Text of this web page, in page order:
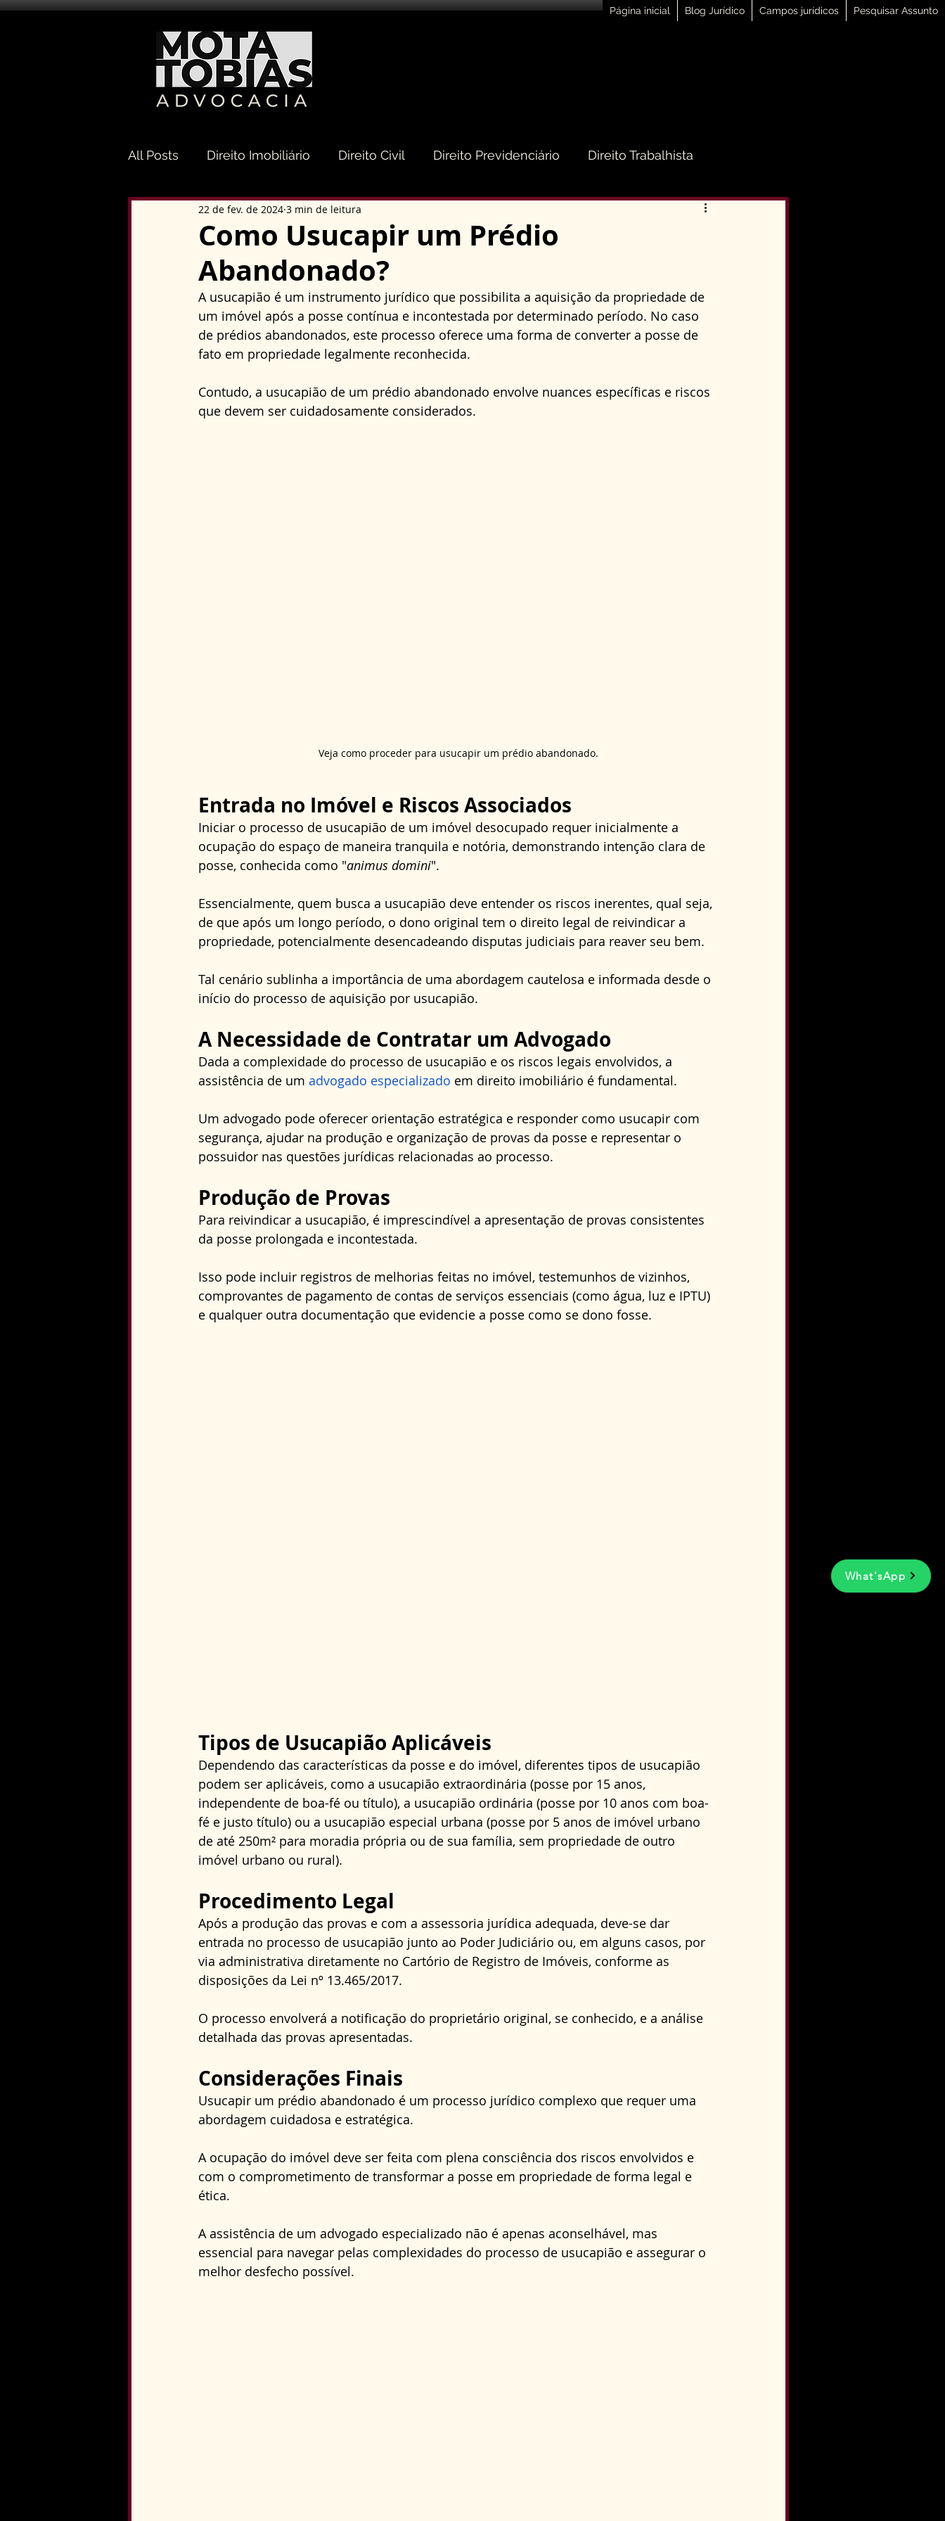
Página inicial Blog Jurídico Campos jurídicos Pesquisar Assunto
What'sApp
All Posts Direito Imobiliário Direito Civil Direito Previdenciário Direito Trabalhista
Direito Sucessório Direito do Consumidor
Direito Tributário Direito Empresarial e Societário
Direito Constitucional Direito Administrativo Direito da Saúde condo Direito Condominial
Como Usucapir um Prédio
Abandonado?
22 de fev. de 2024 3 min de leitura
A usucapião é um instrumento jurídico que possibilita a aquisição da propriedade de
um imóvel após a posse contínua e incontestada por determinado período. No caso
de prédios abandonados, este processo oferece uma forma de converter a posse de
fato em propriedade legalmente reconhecida.
Contudo, a usucapião de um prédio abandonado envolve nuances específicas e riscos
que devem ser cuidadosamente considerados.
Veja como proceder para usucapir um prédio abandonado.
Entrada no Imóvel e Riscos Associados
Iniciar o processo de usucapião de um imóvel desocupado requer inicialmente a
ocupação do espaço de maneira tranquila e notória, demonstrando intenção clara de
posse, conhecida como "animus domini".
Essencialmente, quem busca a usucapião deve entender os riscos inerentes, qual seja,
de que após um longo período, o dono original tem o direito legal de reivindicar a
propriedade, potencialmente desencadeando disputas judiciais para reaver seu bem.
Tal cenário sublinha a importância de uma abordagem cautelosa e informada desde o
início do processo de aquisição por usucapião.
A Necessidade de Contratar um Advogado
Dada a complexidade do processo de usucapião e os riscos legais envolvidos, a
assistência de um advogado especializado em direito imobiliário é fundamental.
Um advogado pode oferecer orientação estratégica e responder como usucapir com
segurança, ajudar na produção e organização de provas da posse e representar o
possuidor nas questões jurídicas relacionadas ao processo.
Produção de Provas
Para reivindicar a usucapião, é imprescindível a apresentação de provas consistentes
da posse prolongada e incontestada.
Isso pode incluir registros de melhorias feitas no imóvel, testemunhos de vizinhos,
comprovantes de pagamento de contas de serviços essenciais (como água, luz e IPTU)
e qualquer outra documentação que evidencie a posse como se dono fosse.
Tipos de Usucapião Aplicáveis
Dependendo das características da posse e do imóvel, diferentes tipos de usucapião
podem ser aplicáveis, como a usucapião extraordinária (posse por 15 anos,
independente de boa-fé ou título), a usucapião ordinária (posse por 10 anos com boa-
fé e justo título) ou a usucapião especial urbana (posse por 5 anos de imóvel urbano
de até 250m² para moradia própria ou de sua família, sem propriedade de outro
imóvel urbano ou rural).
Procedimento Legal
Após a produção das provas e com a assessoria jurídica adequada, deve-se dar
entrada no processo de usucapião junto ao Poder Judiciário ou, em alguns casos, por
via administrativa diretamente no Cartório de Registro de Imóveis, conforme as
disposições da Lei nº 13.465/2017.
O processo envolverá a notificação do proprietário original, se conhecido, e a análise
detalhada das provas apresentadas.
Considerações Finais
Usucapir um prédio abandonado é um processo jurídico complexo que requer uma
abordagem cuidadosa e estratégica.
A ocupação do imóvel deve ser feita com plena consciência dos riscos envolvidos e
com o comprometimento de transformar a posse em propriedade de forma legal e
ética.
A assistência de um advogado especializado não é apenas aconselhável, mas
essencial para navegar pelas complexidades do processo de usucapião e assegurar o
melhor desfecho possível.